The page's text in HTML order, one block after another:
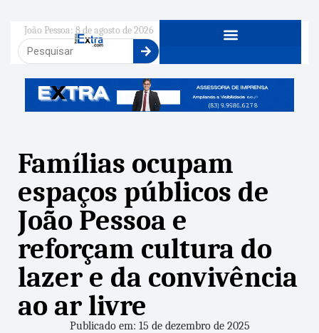
João Pessoa: 8 de agosto de 2026
Famílias ocupam
espaços públicos de
João Pessoa e
reforçam cultura do
lazer e da convivência
ao ar livre
Publicado em: 15 de dezembro de 2025